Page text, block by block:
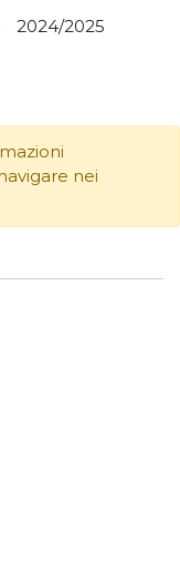
2024/2025
nei